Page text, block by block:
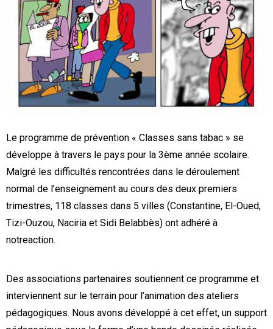
Le programme de prévention « Classes sans tabac » se
développe à travers le pays pour la 3ème année scolaire.
Malgré les difficultés rencontrées dans le déroulement
normal de l’enseignement au cours des deux premiers
trimestres, 118 classes dans 5 villes (Constantine, El-Oued,
Tizi-Ouzou, Naciria et Sidi Belabbès) ont adhéré à
notreaction.
Des associations partenaires soutiennent ce programme et
interviennent sur le terrain pour l’animation des ateliers
pédagogiques. Nous avons développé à cet effet, un support